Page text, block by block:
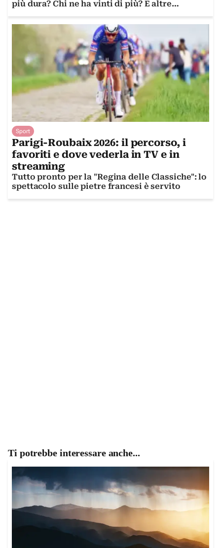
più dura? Chi ne ha vinti di più? E altre
Sport
Parigi-Roubaix 2026: il percorso, i
favoriti e dove vederla in TV e in
streaming
Tutto pronto per la "Regina delle Classiche": lo
spettacolo sulle pietre francesi è servito
Ti potrebbe interessare anche...